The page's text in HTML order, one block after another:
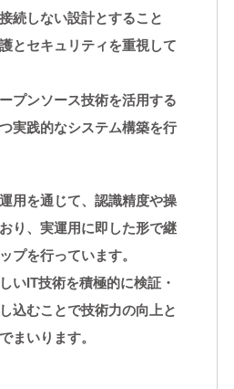
続しない設計とすること
とセキュリティを重視して
プンソース技術を活用する
実践的なシステム構築を行
用を通じて、認識精度や操
り、実運用に即した形で継
プを行っています。
いIT技術を積極的に検証・
込むことで技術力の向上と
まいります。